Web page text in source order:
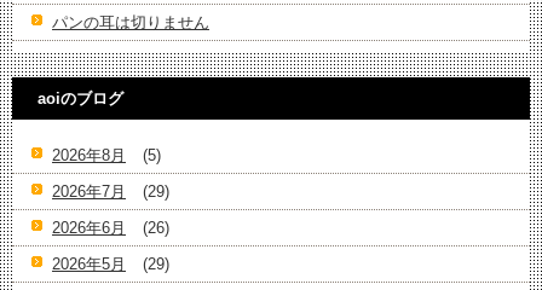
パンの耳は切りません
aoiのブログ
2026年8月
(5)
2026年7月
(29)
2026年6月
(26)
2026年5月
(29)